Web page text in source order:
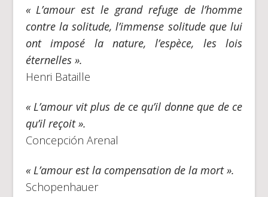
« L’amour est le grand refuge de l’homme
contre la solitude, l’immense solitude que lui
ont imposé la nature, l’espèce, les lois
éternelles ».
Henri Bataille
« L’amour vit plus de ce qu’il donne que de ce
qu’il reçoit ».
Concepción Arenal
« L’amour est la compensation de la mort ».
Schopenhauer